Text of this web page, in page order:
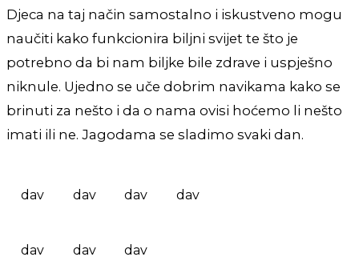
Djeca na taj način samostalno i iskustveno mogu
naučiti kako funkcionira biljni svijet te što je
potrebno da bi nam biljke bile zdrave i uspješno
niknule. Ujedno se uče dobrim navikama kako se
brinuti za nešto i da o nama ovisi hoćemo li nešto
imati ili ne. Jagodama se sladimo svaki dan.
dav dav dav dav
dav dav dav